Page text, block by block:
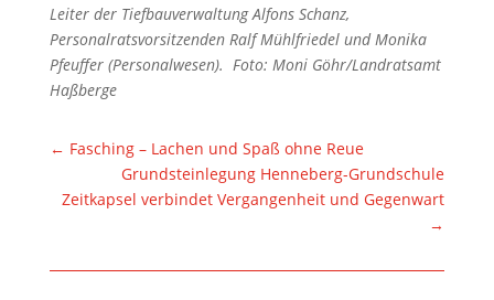
Leiter der Tiefbauverwaltung Alfons Schanz,
Personalratsvorsitzenden Ralf Mühlfriedel und Monika
Pfeuffer (Personalwesen). Foto: Moni Göhr/Landratsamt
Haßberge
← Fasching – Lachen und Spaß ohne Reue
Grundsteinlegung Henneberg-Grundschule
Zeitkapsel verbindet Vergangenheit und Gegenwart
→